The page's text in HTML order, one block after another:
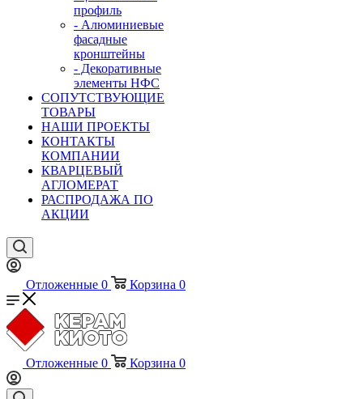
профиль
- Алюминиевые
фасадные
кронштейны
- Декоративные
элементы НФС
СОПУТСТВУЮЩИЕ
ТОВАРЫ
НАШИ ПРОЕКТЫ
КОНТАКТЫ
КОМПАНИИ
КВАРЦЕВЫЙ
АГЛОМЕРАТ
РАСПРОДАЖА ПО
АКЦИИ
Отложенные 0 Корзина 0
Отложенные 0 Корзина 0